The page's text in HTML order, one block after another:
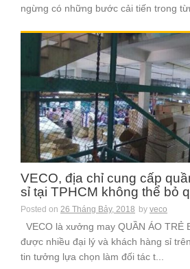
ngừng có những bước cải tiến trong
VECO, địa chỉ cung cấp
sỉ tại TPHCM không thể bỏ
Posted on 26 Tháng Bảy, 2018 by veco
VECO là xưởng may QUẦN ÁO TRẺ
được nhiều đại lý và khách hàng sỉ
tin tưởng lựa chọn làm đối tác t...